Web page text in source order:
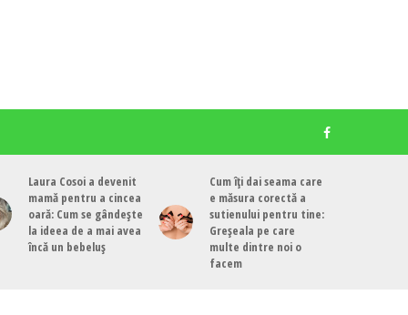
Laura Cosoi a devenit
mamă pentru a cincea
oară: Cum se gândește
la ideea de a mai avea
încă un bebeluș
Cum îți dai seama care
e măsura corectă a
sutienului pentru tine:
Greșeala pe care
multe dintre noi o
facem